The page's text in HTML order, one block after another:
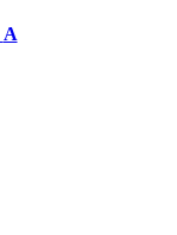
A